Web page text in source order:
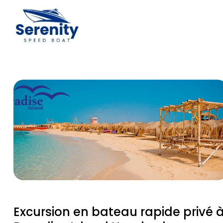
Excursion en bateau rapide privé